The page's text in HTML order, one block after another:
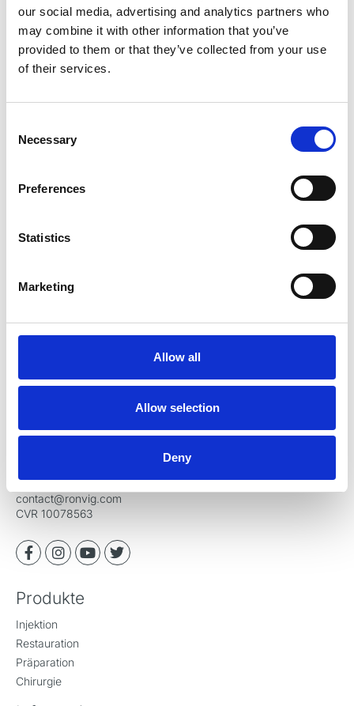
our social media, advertising and analytics partners who
may combine it with other information that you’ve
provided to them or that they’ve collected from your use
of their services.
Selection
Necessary
Preferences
Statistics
Marketing
Allow all
Allow selection
Deny
Melden Sie sich für den
Melden Sie sich für unseren Newsletter an und
Sonderangebote direkt in Ihrem Posteingang.
RØNVIG Dental Mfg. A/S
DK-8721 Daugaard
Tel +45 70 23 34 11
contact@ronvig.com
CVR 10078563
Produkte
Injektion
Restauration
Präparation
Chirurgie